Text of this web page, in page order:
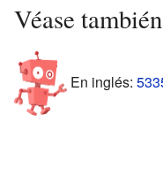
Véase también
En inglés: